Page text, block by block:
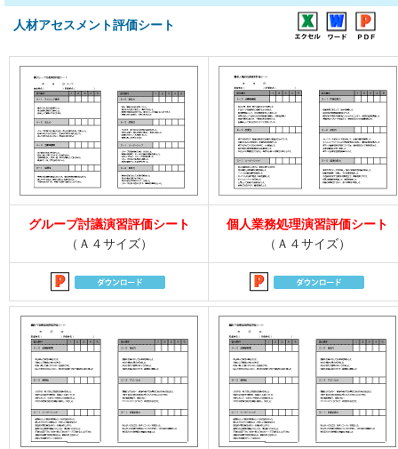
人材アセスメント評価シート
グループ討議演習評価シート
（Ａ４サイズ）
個人業務処理演習評価シート
（Ａ４サイズ）